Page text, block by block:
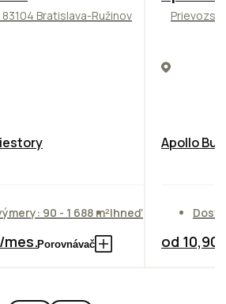
Bratislava-Ružinov
90 - 1 688 m²Ihneď
mes.Porovnávač
Apollo
od 10,90